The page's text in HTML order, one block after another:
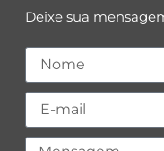
Deixe sua